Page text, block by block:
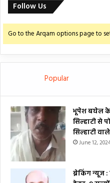
Follow Us
Go to the Arqam options page to
Popular
भूपेश बघेल के
सिल्हाटी से
सिल्हाटी
June 12,
ब्रेकिंग न्यूज